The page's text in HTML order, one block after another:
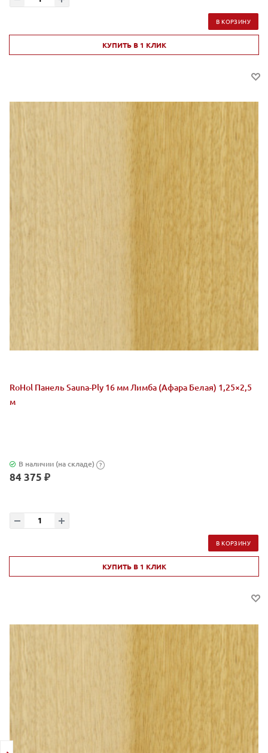
В КОРЗИНУ
КУПИТЬ В 1 КЛИК
RoHol Панель Sauna-Ply 16 мм Лимба (Афара Белая) 1,25×2,5
м
В наличии (на складе) ?
84 375 ₽
В КОРЗИНУ
КУПИТЬ В 1 КЛИК